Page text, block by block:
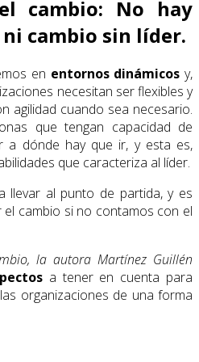
cambio: No hay
cambio sin líder.
en entornos dinámicos y,
necesitan ser flexibles y
agilidad cuando sea necesario.
que tengan capacidad de
a dónde hay que ir, y esta es,
que caracteriza al líder.
llevar al punto de partida, y es
cambio si no contamos con el
la autora Martínez Guillén
a tener en cuenta para
organizaciones de una forma